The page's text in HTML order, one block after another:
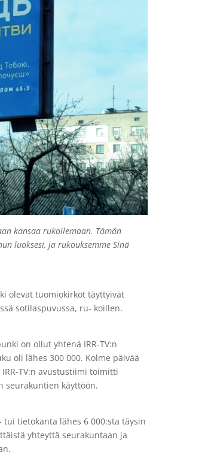
kansaa rukoilemaan. Tämän
luoksesi, ja rukouksemme Sinä
olevat tuomiokirkot täyttyivät
sotilaspuvussa, ru- koillen.
on ollut yhtenä IRR-TV:n
oli lähes 300 000. Kolme päivää
TV:n avustustiimi toimitti
seurakuntien käyttöön.
tui tietokanta lähes 6 000:sta täysin
yhteyttä seurakuntaan ja